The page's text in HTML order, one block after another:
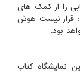
را از کمک های
قرار نیست هوش
بود.
کتاب